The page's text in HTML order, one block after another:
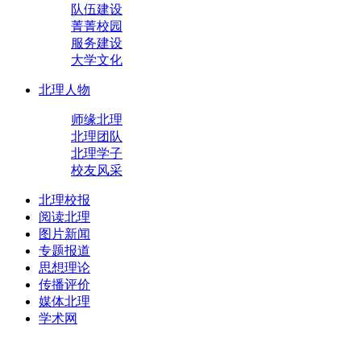
队伍建设
菁菁校园
服务建设
大学文化
北理人物
师缘北理
北理团队
北理学子
校友风采
北理校报
阅读北理
图片新闻
专题报道
思想理论
传播评价
媒体北理
学术网